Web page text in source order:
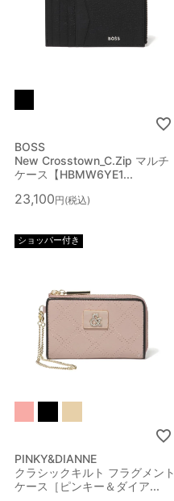
BOSS
New Crosstown_C.Zip マルチ
ケース【HBMW6YE1...
23,100 税込
ショッパー付き
PINKY&DIANNE
クラシックキルト フラグメント
ケース［ピンキー＆ダイア...